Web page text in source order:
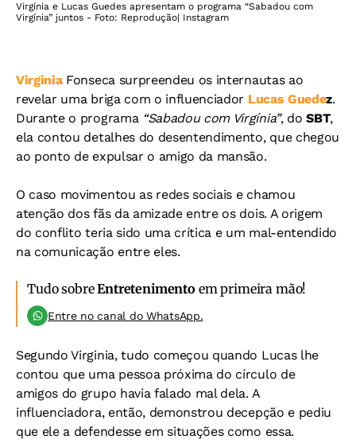
Virgínia e Lucas Guedes apresentam o programa “Sabadou com
Virgínia” juntos - Foto: Reprodução| Instagram
VirginiaFonseca surpreendeu os internautas ao
revelar uma briga com o influenciador Lucas Guedez.
Durante o programa “Sabadou com Virgínia”, doSBT,
ela contou detalhes do desentendimento, que chegou
ao ponto de expulsar o amigo da mansão.
O caso movimentou as redes sociais e chamou
atenção dos fãs da amizade entre os dois. A origem
do conflito teria sido uma crítica e um mal-entendido
na comunicação entre eles.
Tudo sobreEntretenimento em primeira mão!
Entre no canal do WhatsApp.
Segundo Virginia, tudo começou quando Lucas lhe
contou que uma pessoa próxima do círculo de
amigos do grupo havia falado mal dela. A
influenciadora, então, demonstrou decepção e pediu
que ele a defendesse em situações como essa.